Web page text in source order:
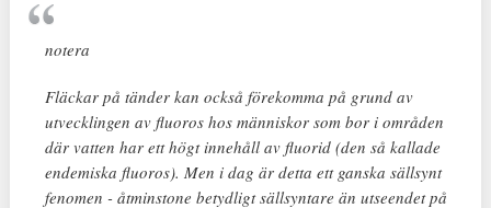
notera
Fläckar på tänder kan också förekomma på grund av
utvecklingen av fluoros hos människor som bor i områden
där vatten har ett högt innehåll av fluorid (den så kallade
endemiska fluoros). Men i dag är detta ett ganska sällsynt
fenomen - åtminstone betydligt sällsyntare än utseendet på